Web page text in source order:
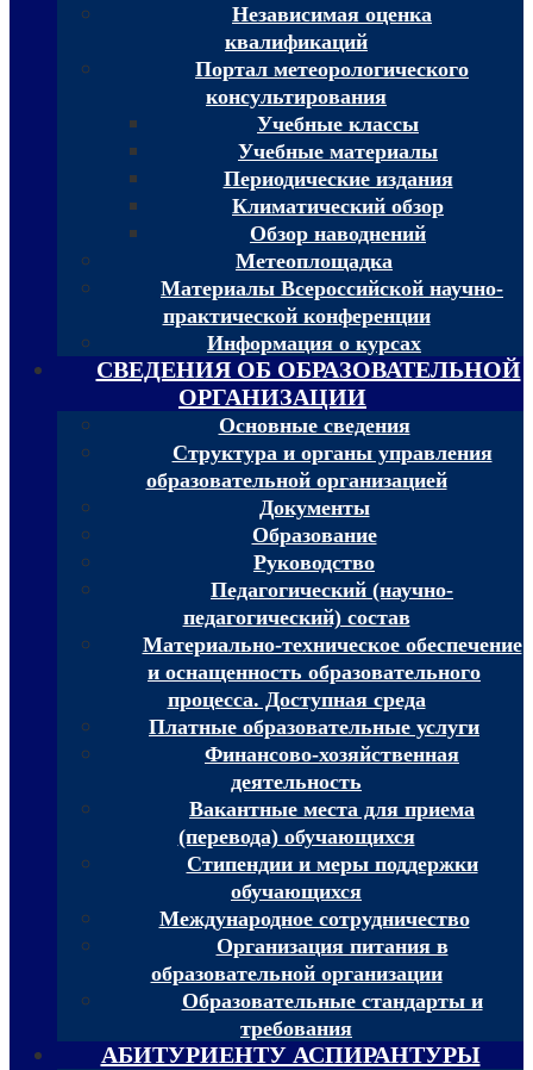
Независимая оценка
квалификаций
Портал метеорологического
консультирования
Учебные классы
Учебные материалы
Периодические издания
Климатический обзор
Обзор наводнений
Метеоплощадка
Материалы Всероссийской научно-
практической конференции
Информация о курсах
СВЕДЕНИЯ ОБ ОБРАЗОВАТЕЛЬНОЙ
ОРГАНИЗАЦИИ
Основные сведения
Структура и органы управления
образовательной организацией
Документы
Образование
Руководство
Педагогический (научно-
педагогический) состав
Материально-техническое обеспечение
и оснащенность образовательного
процесса. Доступная среда
Платные образовательные услуги
Финансово-хозяйственная
деятельность
Вакантные места для приема
(перевода) обучающихся
Стипендии и меры поддержки
обучающихся
Международное сотрудничество
Организация питания в
образовательной организации
Образовательные стандарты и
требования
АБИТУРИЕНТУ АСПИРАНТУРЫ